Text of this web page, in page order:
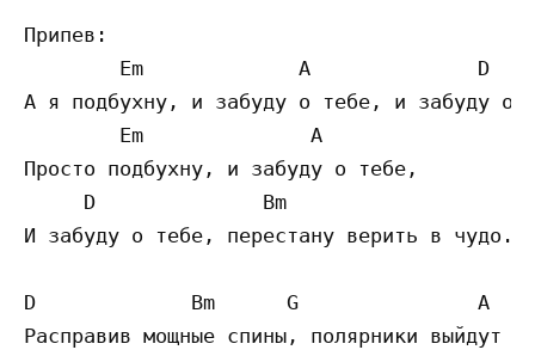
Припев:
Em             A              D
А я подбухну, и забуду о тебе, и забуду о
        Em              A
Просто подбухну, и забуду о тебе,
     D              Bm
И забуду о тебе, перестану верить в чудо.
D             Bm      G               A
Расправив мощные спины, полярники выйдут